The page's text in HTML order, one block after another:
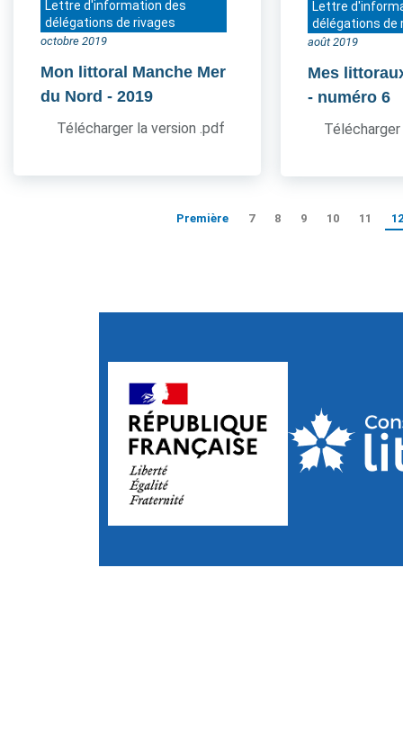
Lettre d'information des
délégations de rivages
octobre 2019
Mon littoral Manche Mer
du Nord - 2019
Télécharger la version .pdf
Lettre
délégations de
août 2019
Mes
- numéro 6
Première 7 8 9 10 11 12